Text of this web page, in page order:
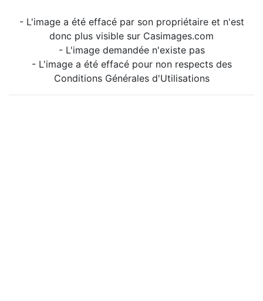
- L'image a été effacé par son propriétaire et n'est
donc plus visible sur Casimages.com
- L'image demandée n'existe pas
- L'image a été effacé pour non respects des
Conditions Générales d'Utilisations